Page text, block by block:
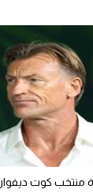
منتخب كوت ديفوار